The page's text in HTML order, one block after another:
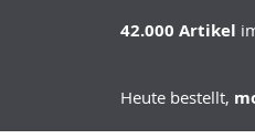
42.000 Artikel
Heute bestellt,